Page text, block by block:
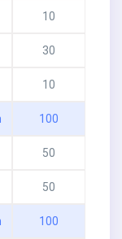
10
30
10
100
50
50
100